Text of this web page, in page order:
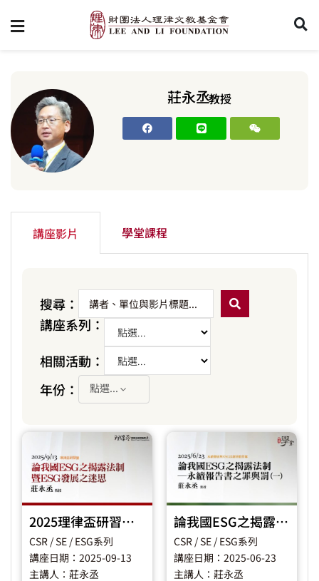
莊永丞教授
講座影片 學堂課程
搜尋：
講座系列：
相關活動：
年份：
點選...
2025理律盃研習營 – 專題二【論我國ESG之揭露法制暨ESG發展之迷思】
CSR / SE / ESG系列
講座日期：2025-09-13
主講人：莊永丞
論我國ESG之揭露法制－永續報告書之罪與罰
CSR / SE / ESG系列
講座日期：2025-06-23
主講人：莊永丞